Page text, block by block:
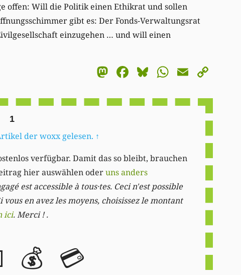
offen: Will die Politik einen Ethikrat und sollen
gibt es: Der Fonds-Verwaltungsrat
einzugehen … und will einen
Mastodon
Facebook
Bluesky
WhatsApp
Email
1
der woxx gelesen. ↑
verfügbar. Damit das so bleibt, brauchen
hier auswählen oderuns anders
est accessible à tous·tes. Ceci n'est possible
en avez les moyens, choisissez le montant
ici. Merci ! .
💰 💳